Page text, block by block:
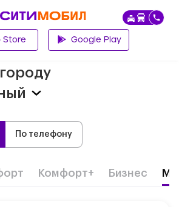
Store Google Play
По телефону
Комфорт+ Бизнес